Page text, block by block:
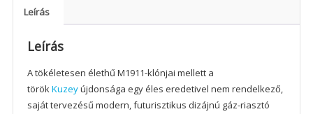
Leírás
Leírás
A tökéletesen élethű M1911-klónjai mellett a
törökKuzeyújdonsága egy éles eredetivel nem rendelkező,
saját tervezésű modern, futurisztikus dizájnú gáz-riasztó